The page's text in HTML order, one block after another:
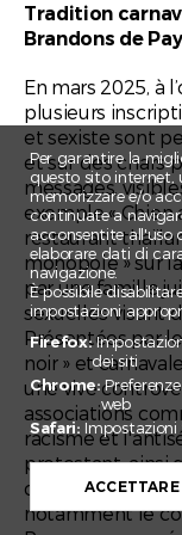
+
−
Leaflet
Tradition
Brandons de
En mars 2025, à
plusieurs
et sexiste sont
et sur des chars
messages,
exemple « Chien
restaurant
monopole » sur
par une famille
sexuelles visant
Présentées par
noir » et
une vive
associations
racisme et
protestant, ainsi
ont dénoncé
notamment le
Per garantire la
questo sito internet,
memorizzare e/o
continuate a
acconsentite all'uso
elaborare dati di
navigazione.
È possibile
impostazioni
Firefox:
dei siti
Chrome:
web
Safari: Impostazioni
ACCETTARE